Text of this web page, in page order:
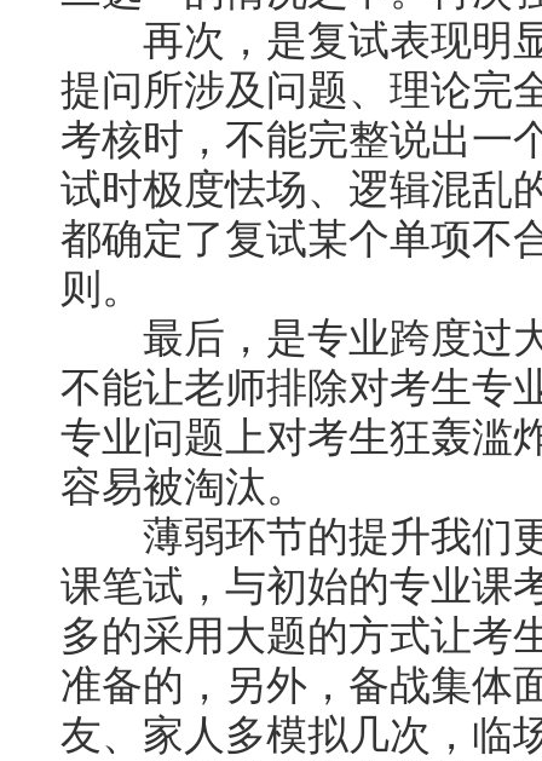
再次，是复试表现明显
提问所涉及问题、理论完
考核时，不能完整说出一
试时极度怯场、逻辑混乱
都确定了复试某个单项不
则。
最后，是专业跨度过大
不能让老师排除对考生专
专业问题上对考生狂轰滥
容易被淘汰。
薄弱环节的提升我们更
课笔试，与初始的专业课
多的采用大题的方式让考
准备的，另外，备战集体
友、家人多模拟几次，临